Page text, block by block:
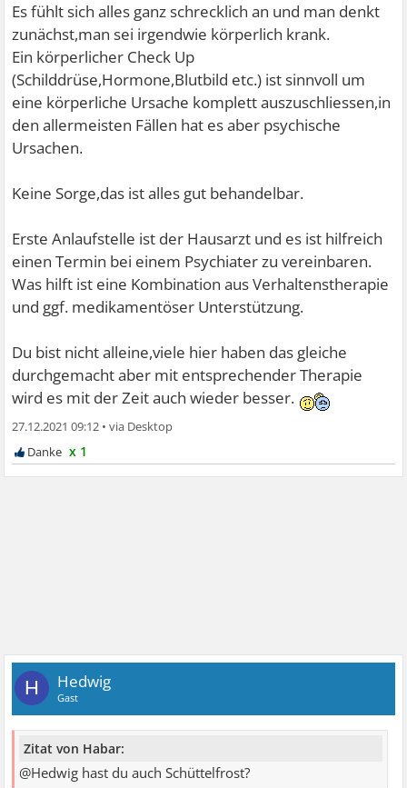
Es fühlt sich alles ganz schrecklich an und man denkt
zunächst,man sei irgendwie körperlich krank.
Ein körperlicher Check Up
(Schilddrüse,Hormone,Blutbild etc.) ist sinnvoll um
eine körperliche Ursache komplett auszuschliessen,in
den allermeisten Fällen hat es aber psychische
Ursachen.
Keine Sorge,das ist alles gut behandelbar.
Erste Anlaufstelle ist der Hausarzt und es ist hilfreich
einen Termin bei einem Psychiater zu vereinbaren.
Was hilft ist eine Kombination aus Verhaltenstherapie
und ggf. medikamentöser Unterstützung.
Du bist nicht alleine,viele hier haben das gleiche
durchgemacht aber mit entsprechender Therapie
wird es mit der Zeit auch wieder besser.
27.12.2021 09:12 •
x 1
H Hedwig
Gast
Zitat von Habar:
@Hedwig hast du auch Schüttelfrost?